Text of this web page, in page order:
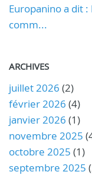
Europanino a dit
comm...
ARCHIVES
juillet 2026 (2)
février 2026 (4)
janvier 2026 (1)
novembre 2025
octobre 2025 (1)
septembre 2025